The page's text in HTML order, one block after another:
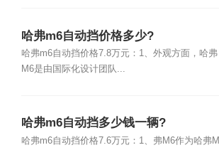
哈弗m6自动挡价格多少?
哈弗m6自动挡价格7.8万元：1、外观方面，哈弗
M6是由国际化设计团队...
哈弗m6自动挡多少钱一辆?
哈弗m6自动挡价格7.6万元：1、弗M6作为哈弗M